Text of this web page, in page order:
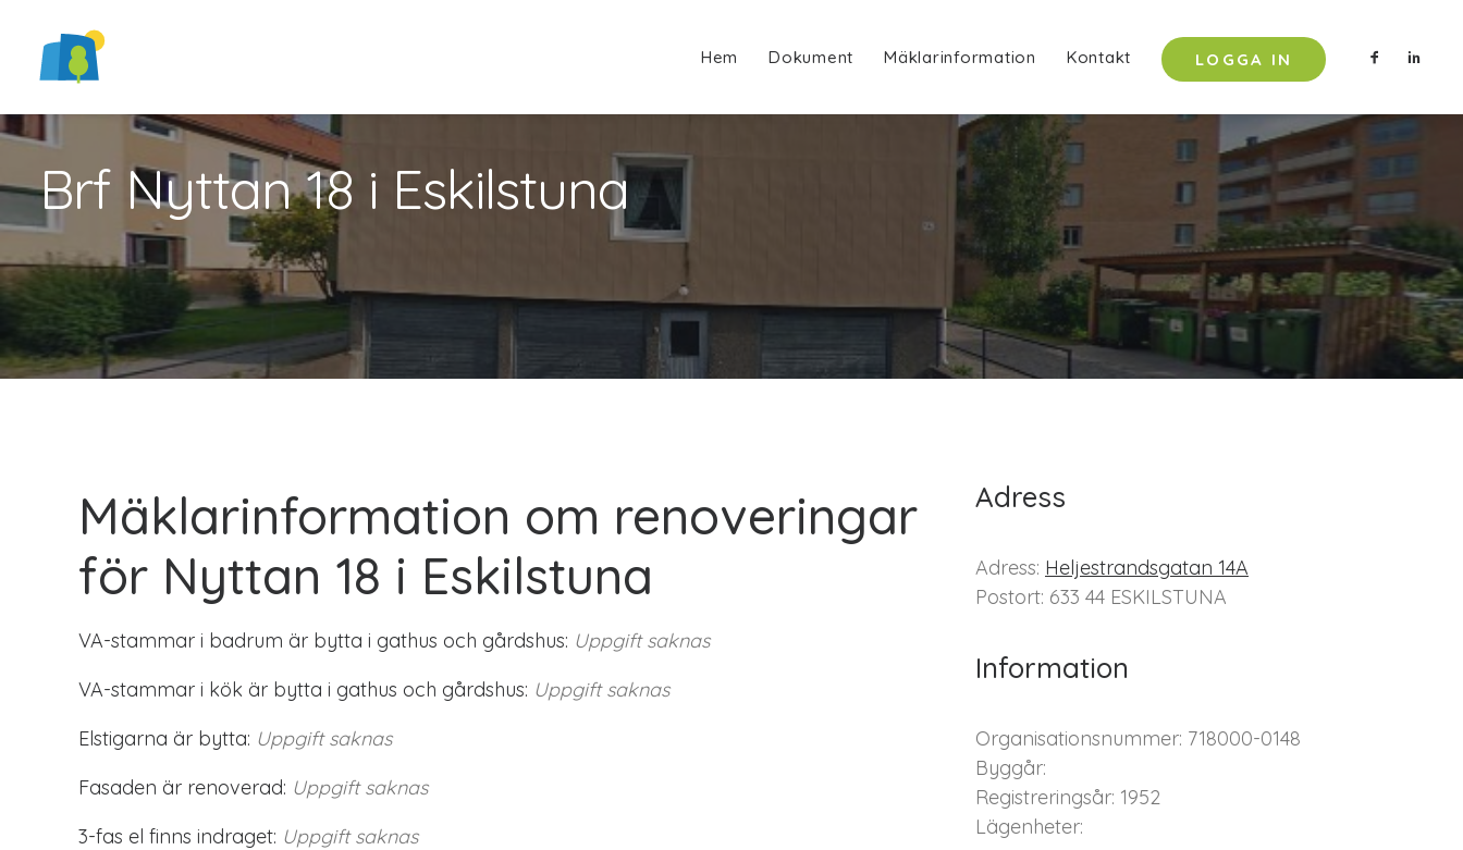
Hem Dokument Mäklarinformation Kontakt LOGGA IN
Brf Nyttan 18 i Eskilstuna
Mäklarinformation om renoveringar
för Nyttan 18 i Eskilstuna
VA-stammar i badrum är bytta i gathus och gårdshus: Uppgift saknas
VA-stammar i kök är bytta i gathus och gårdshus: Uppgift saknas
Elstigarna är bytta: Uppgift saknas
Fasaden är renoverad: Uppgift saknas
3-fas el finns indraget: Uppgift saknas
Adress
Adress: Heljestrandsgatan 14A
Postort: 633 44 ESKILSTUNA
Information
Organisationsnummer: 718000-0148
Byggår:
Registreringsår: 1952
Lägenheter: